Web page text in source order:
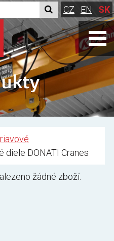
CZ EN SK
diele DONATI Cranes
žádné zboží.